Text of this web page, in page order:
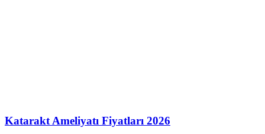
Katarakt Ameliyatı Fiyatları 2026